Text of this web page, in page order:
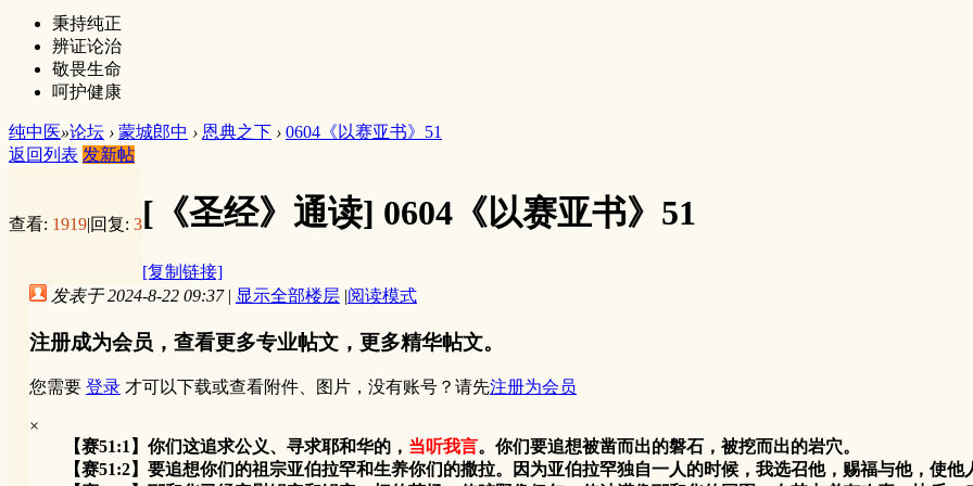
秉持纯正
辨证论治
敬畏生命
呵护健康
纯中医»论坛 › 蒙城郎中 › 恩典之下 › 0604《以赛亚书》51
返回列表 发新帖
查看: 1919|回复: 3[《圣经》通读] 0604《以赛亚书》51
[复制链接]
发表于 2024-8-22 09:37 | 显示全部楼层 |阅读模式
注册成为会员，查看更多专业帖文，更多精华帖文。
您需要 登录 才可以下载或查看附件、图片，没有账号？请先注册为会员
×
【赛51:1】你们这追求公义、寻求耶和华的， 当听我言。你们要追想被凿而出的磐石，被挖而出的岩穴。
【赛51:2】要追想你们的祖宗亚伯拉罕和生养你们的撒拉。因为亚伯拉罕独自一人的时候，我选召他，赐福与他，使他